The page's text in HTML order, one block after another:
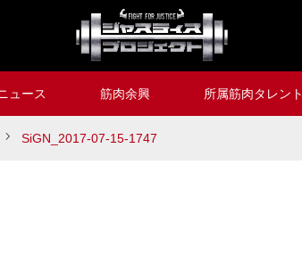
ュース 筋肉余興 所属筋肉タレント
SiGN_2017-07-15-1747